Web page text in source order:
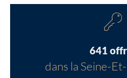
641
dans la Seine-